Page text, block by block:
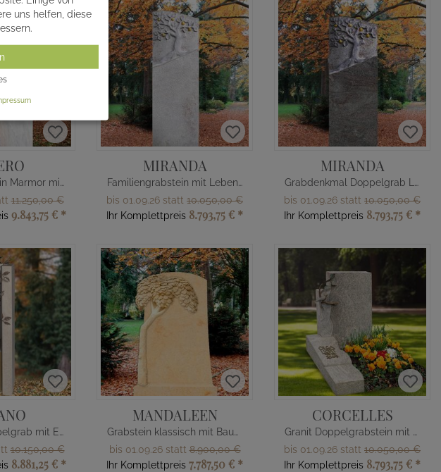
Doppelgrabstein Marmor mit Baum
11.250,00 €
9.843,75 € *
MIRANDA
Familiengrabstein mit Lebensbaum
bis 01.09.26 statt 10.050,00 €
Ihr Komplettpreis 8.793,75 € *
MIRANDA
Grabdenkmal Doppelgrab Lebensbaum
bis 01.09.26 statt 10.050,00 €
Ihr Komplettpreis 8.793,75 € *
Grabstein Doppelgrab mit Edelstahl
10.150,00 €
8.881,25 € *
MANDALEEN
Grabstein klassisch mit Baum Design
bis 01.09.26 statt8.900,00 €
Ihr Komplettpreis 7.787,50 € *
CORCELLES
Granit Doppelgrabstein mit Bronze
bis 01.09.26 statt 10.050,00 €
Ihr Komplettpreis 8.793,75 € *
uns helfen, diese